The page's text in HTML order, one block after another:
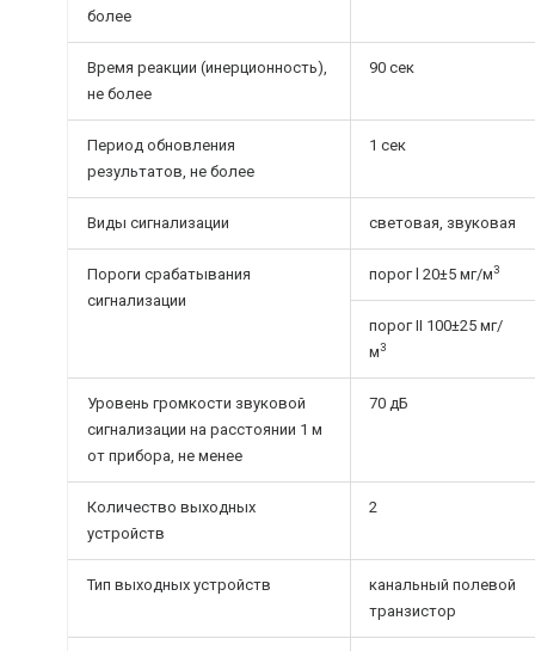
более
Время реакции (инерционность),
не более
90 сек
Период обновления
результатов, не более
1 сек
Виды сигнализации световая, звуковая
Пороги срабатывания
сигнализации
порог l 20±5 мг/м3
порог II 100±25 мг/
м3
Уровень громкости звуковой
сигнализации на расстоянии 1 м
от прибора, не менее
70 дБ
Количество выходных
устройств
2
Тип выходных устройств
канальный полевой
транзистор